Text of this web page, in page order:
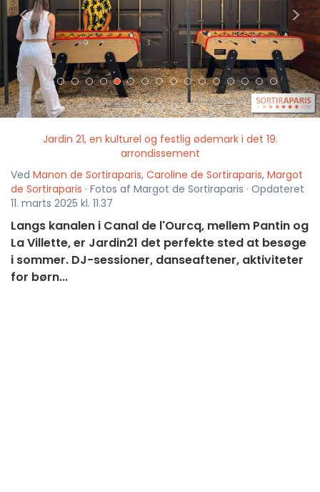
< >
Jardin 21, en kulturel og festlig ødemark i det 19.
arrondissement
Ved Manon de Sortiraparis, Caroline de Sortiraparis, Margot
de Sortiraparis · Fotos af Margot de Sortiraparis · Opdateret
11. marts 2025 kl. 11.37
Langs kanalen i Canal de l'Ourcq, mellem Pantin og
La Villette, er Jardin21 det perfekte sted at besøge
i sommer. DJ-sessioner, danseaftener, aktiviteter
for børn...